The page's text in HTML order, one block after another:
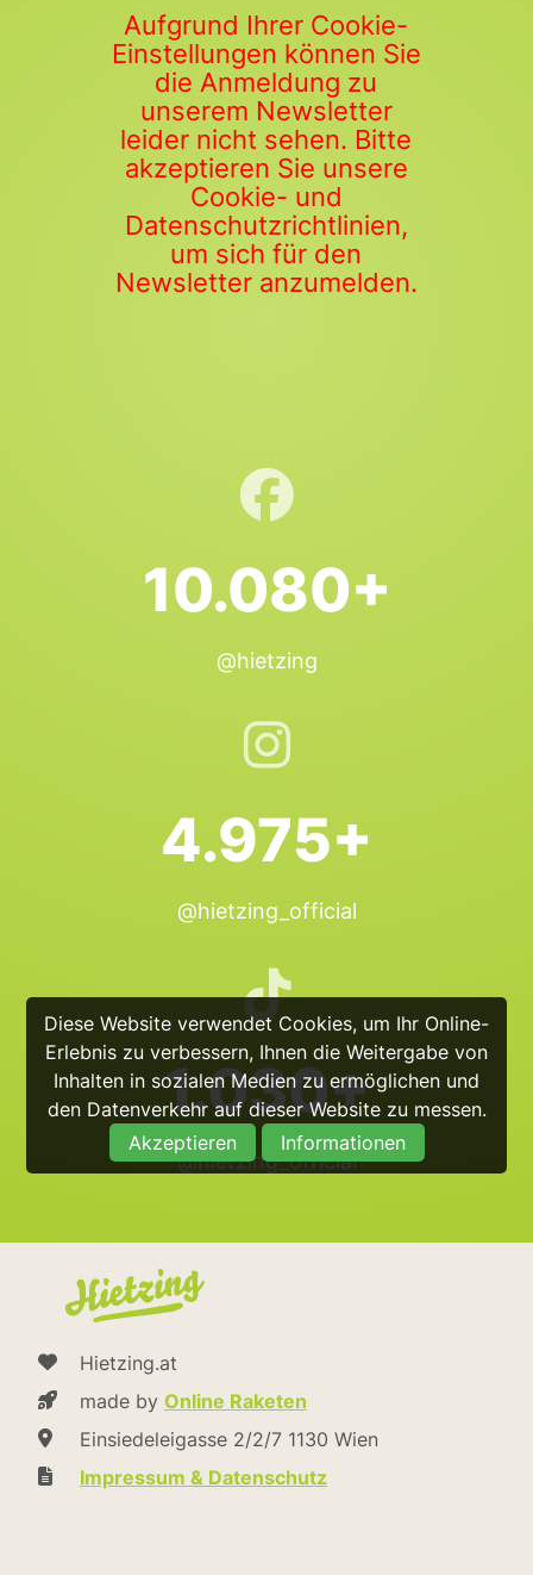
Diese Website verwendet Cookies, um Ihr Online-
Erlebnis zu verbessern, Ihnen die Weitergabe von
Inhalten in sozialen Medien zu ermöglichen und
den Datenverkehr auf dieser Website zu messen.
Akzeptieren
Informationen
Aufgrund Ihrer Cookie-
Einstellungen können Sie
die Anmeldung zu
unserem Newsletter
leider nicht sehen. Bitte
akzeptieren Sie unsere
Cookie- und
Datenschutzrichtlinien,
um sich für den
Newsletter anzumelden.
10.080+
@hietzing
4.975+
@hietzing_official
1.030+
@hietzing_official
Hietzing.at
made by Online Raketen
Einsiedeleigasse 2/2/7 1130 Wien
Impressum & Datenschutz